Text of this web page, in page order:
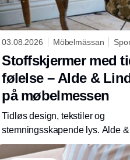
03.08.2026 Möbelmässan
Stoffskjermer med
følelse – Alde &
på møbelmessen
Tidløs design, tekstiler og
stemningsskapende lys. Alde
lamper som øker